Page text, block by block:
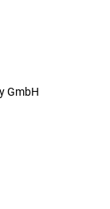
GmbH